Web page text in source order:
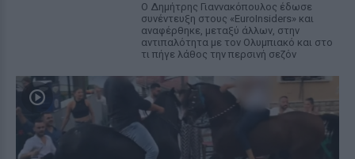
Ο Δημήτρης Γιαννακόπουλος έδωσε
συνέντευξη στους «EuroInsiders» και
αναφέρθηκε, μεταξύ άλλων, στην
αντιπαλότητα με τον Ολυμπιακό και στο
τι πήγε λάθος την περσινή σεζόν